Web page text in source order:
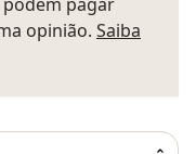
podem pagar
opinião. Saiba